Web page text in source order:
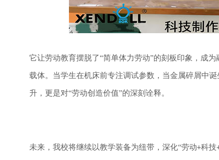
它让劳动教育摆脱了“简单体力劳动”的刻板印象，成
载体。当学生在机床前专注调试参数，当金属碎屑中
升，更是对“劳动创造价值”的深刻诠释。
未来，我校将继续以教学装备为纽带，深化“劳动+科技